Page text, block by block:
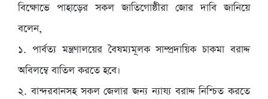
বিক্ষোভে পাহাড়ের সকল জাতিগোষ্ঠীরা জোর দাবি জানিয়ে
বলেন,
১. পার্বত্য মন্ত্রণালয়ের বৈষম্যমূলক সাম্প্রদায়িক চাকমা বরাদ্দ
অবিলম্বে বাতিল করতে হবে।
২. বান্দরবানসহ সকল জেলার জন্য ন্যায্য বরাদ্দ নিশ্চিত করতে